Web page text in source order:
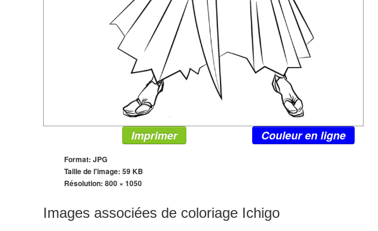
Imprimer Couleur en ligne
Format: JPG
Taille de l'image: 59 KB
Résolution: 800 × 1050
Images associées de coloriage Ichigo